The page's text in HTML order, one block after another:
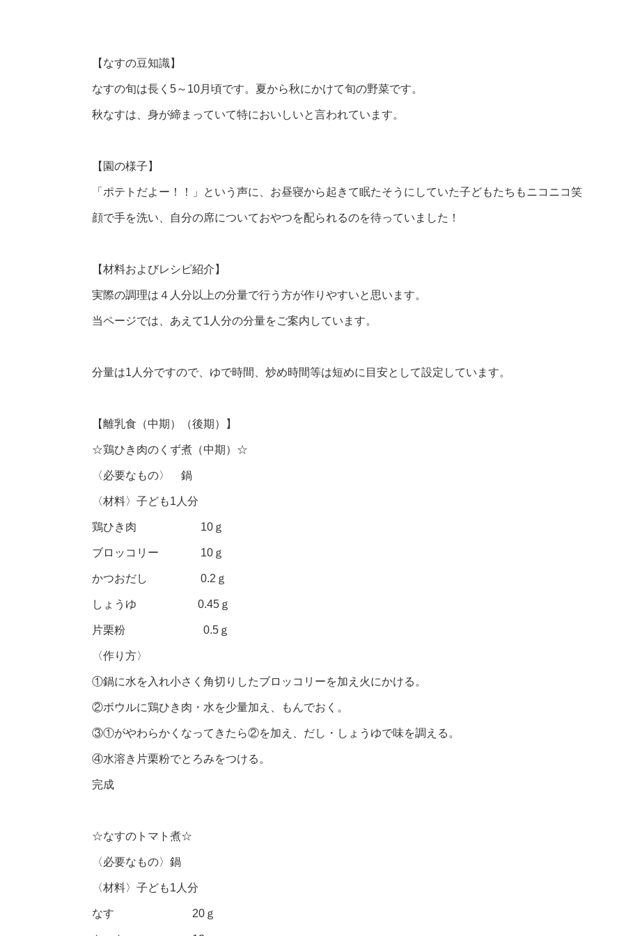
【なすの豆知識】
なすの旬は長く5～10月頃です。夏から秋にかけて旬の野菜です。
秋なすは、身が締まっていて特においしいと言われています。
【園の様子】
「ポテトだよー！！」という声に、お昼寝から起きて眠たそうにしていた子どもたちもニコニコ笑
顔で手を洗い、自分の席についておやつを配られるのを待っていました！
【材料およびレシピ紹介】
実際の調理は４人分以上の分量で行う方が作りやすいと思います。
当ページでは、あえて1人分の分量をご案内しています。
分量は1人分ですので、ゆで時間、炒め時間等は短めに目安として設定しています。
【離乳食（中期）（後期）】
☆鶏ひき肉のくず煮（中期）☆
〈必要なもの〉 鍋
〈材料〉子ども1人分
鶏ひき肉 10ｇ
ブロッコリー 10ｇ
かつおだし 0.2ｇ
しょうゆ 0.45ｇ
片栗粉 0.5ｇ
〈作り方〉
①鍋に水を入れ小さく角切りしたブロッコリーを加え火にかける。
②ボウルに鶏ひき肉・水を少量加え、もんでおく。
③①がやわらかくなってきたら②を加え、だし・しょうゆで味を調える。
④水溶き片栗粉でとろみをつける。
完成
☆なすのトマト煮☆
〈必要なもの〉鍋
〈材料〉子ども1人分
なす 20ｇ